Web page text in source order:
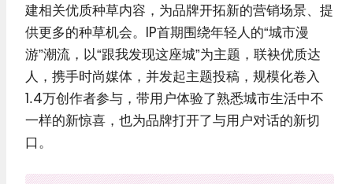
建相关优质种草内容，为品牌开拓新的营销场景、提
供更多的种草机会。IP首期围绕年轻人的“城市漫
游”潮流，以“跟我发现这座城”为主题，联袂优质达
人，携手时尚媒体，并发起主题投稿，规模化卷入
1.4万创作者参与，带用户体验了熟悉城市生活中不
一样的新惊喜，也为品牌打开了与用户对话的新切
口。